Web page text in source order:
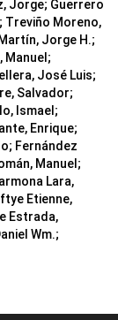
Jorge; Guerrero
Treviño Moreno,
Jorge H.;
Manuel;
José Luis;
Salvador;
Ismael;
Enrique;
Fernández
Manuel;
Lara,
Etienne,
Estrada,
Wm.;